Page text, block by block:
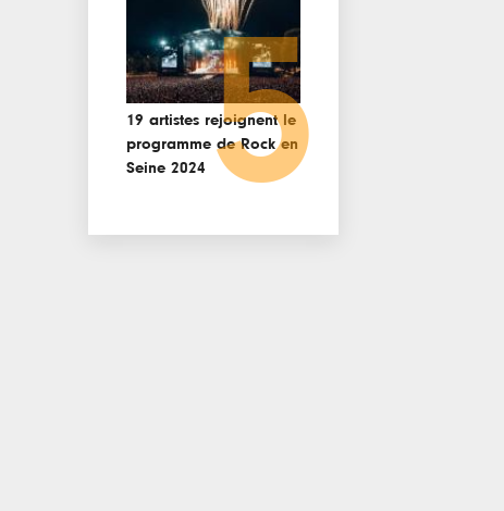
19 artistes rejoignent le
programme de Rock en
Seine 2024 5